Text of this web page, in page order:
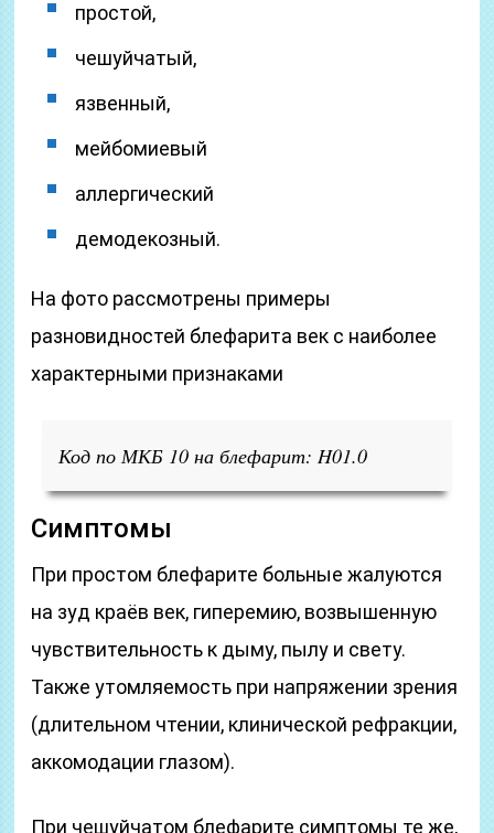
простой,
чешуйчатый,
язвенный,
мейбомиевый
аллергический
демодекозный.
На фото рассмотрены примеры
разновидностей блефарита век с наиболее
характерными признаками
Код по МКБ 10 на блефарит: H01.0
Симптомы
При простом блефарите больные жалуются
на зуд краёв век, гиперемию, возвышенную
чувствительность к дыму, пылу и свету.
Также утомляемость при напряжении зрения
(длительном чтении, клинической рефракции,
аккомодации глазом).
При чешуйчатом блефарите симптомы те же,